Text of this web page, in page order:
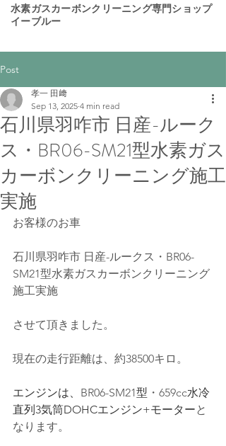
​水素ガスカーボンクリーニング専門ショップ
イーブルー
Post
石川県羽咋市 日産-ルーク
ス・BR06-SM21型水素ガス
カーボンクリーニング施工
実施
孝一 田﨑
Sep 13, 2025 4 min read
お客様のお車
石川県羽咋市 日産-ルークス・BR06-
SM21型水素ガスカーボンクリーニング
施工実施
させて頂きました。
現在の走行距離は、約38500キロ。
エンジンは、 BR06-SM21型 ・659cc水冷
直列3気筒DOHCエンジン+モーターと
なります。